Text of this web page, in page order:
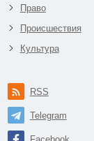
Право
Происшествия
Культура
RSS
Telegram